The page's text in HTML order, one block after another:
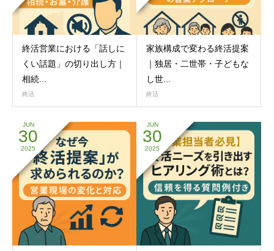
終活営業における「話しに
くい話題」の切り出し方｜
相続...
終活
家族構成で変わる終活提案
｜独居・二世帯・子どもな
し世...
終活
JUN
30
2025
JUN
30
2025